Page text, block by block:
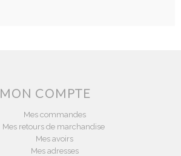
MON COMPTE
Mes commandes
Mes retours de marchandise
Mes avoirs
Mes adresses